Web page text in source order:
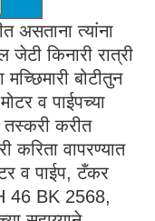
असताना त्यांना
जेटी किनारी रात्री
बोटीतुन
व पाईपच्या
तस्करी करीत
वापरण्यात
व पाईप, टँकर
46 BK 2568,